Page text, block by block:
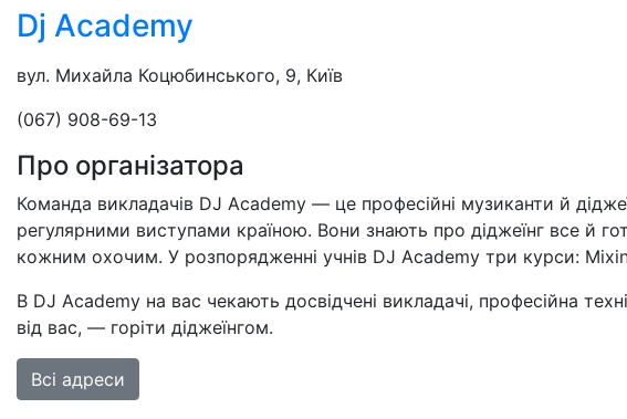
Dj Academy
вул. Михайла Коцюбинського, 9, Київ
(067) 908-69-13
Про організатора
Команда викладачів DJ Academy — це професійні музиканти й
регулярними виступами країною. Вони знають про діджеїнг все й
кожним охочим. У розпорядженні учнів DJ Academy три курси:
В DJ Academy на вас чекають досвідчені викладачі, професійна
від вас, — горіти діджеїнгом.
Всі адреси